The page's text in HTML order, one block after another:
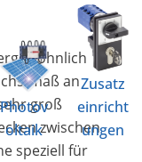
Photov
oltaik
Zusatz
einricht
ungen
an
groß
zwischen
speziell für